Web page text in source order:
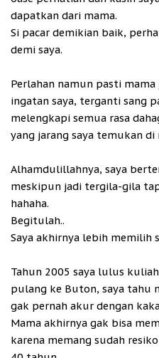
dapatkan dari mama.
Si pacar demikian baik,
demi saya.
Perlahan namun pasti
ingatan saya, terganti sang
melengkapi semua rasa
yang jarang saya temukan di
Alhamdulillahnya, saya
meskipun jadi tergila-gila
hahaha.
Begitulah..
Saya akhirnya lebih memilih
Tahun 2005 saya lulus
pulang ke Buton, saya tahu
gak pernah akur dengan
Mama akhirnya gak bisa
karena memang sudah